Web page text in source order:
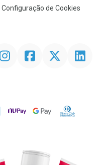
Configuração de Cookies
FacebookTwitter Linkedin
NuPay Google PayDiners Club